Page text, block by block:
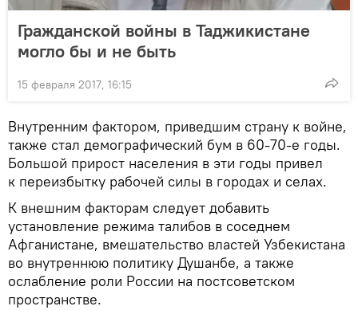
Гражданской войны в Таджикистане
могло бы и не быть
15 февраля 2017, 16:15
Внутренним фактором, приведшим страну к войне,
также стал демографический бум в 60-70-е годы.
Большой прирост населения в эти годы привел
к переизбытку рабочей силы в городах и селах.
К внешним факторам следует добавить
установление режима талибов в соседнем
Афганистане, вмешательство властей Узбекистана
во внутреннюю политику Душанбе, а также
ослабление роли России на постсоветском
пространстве.